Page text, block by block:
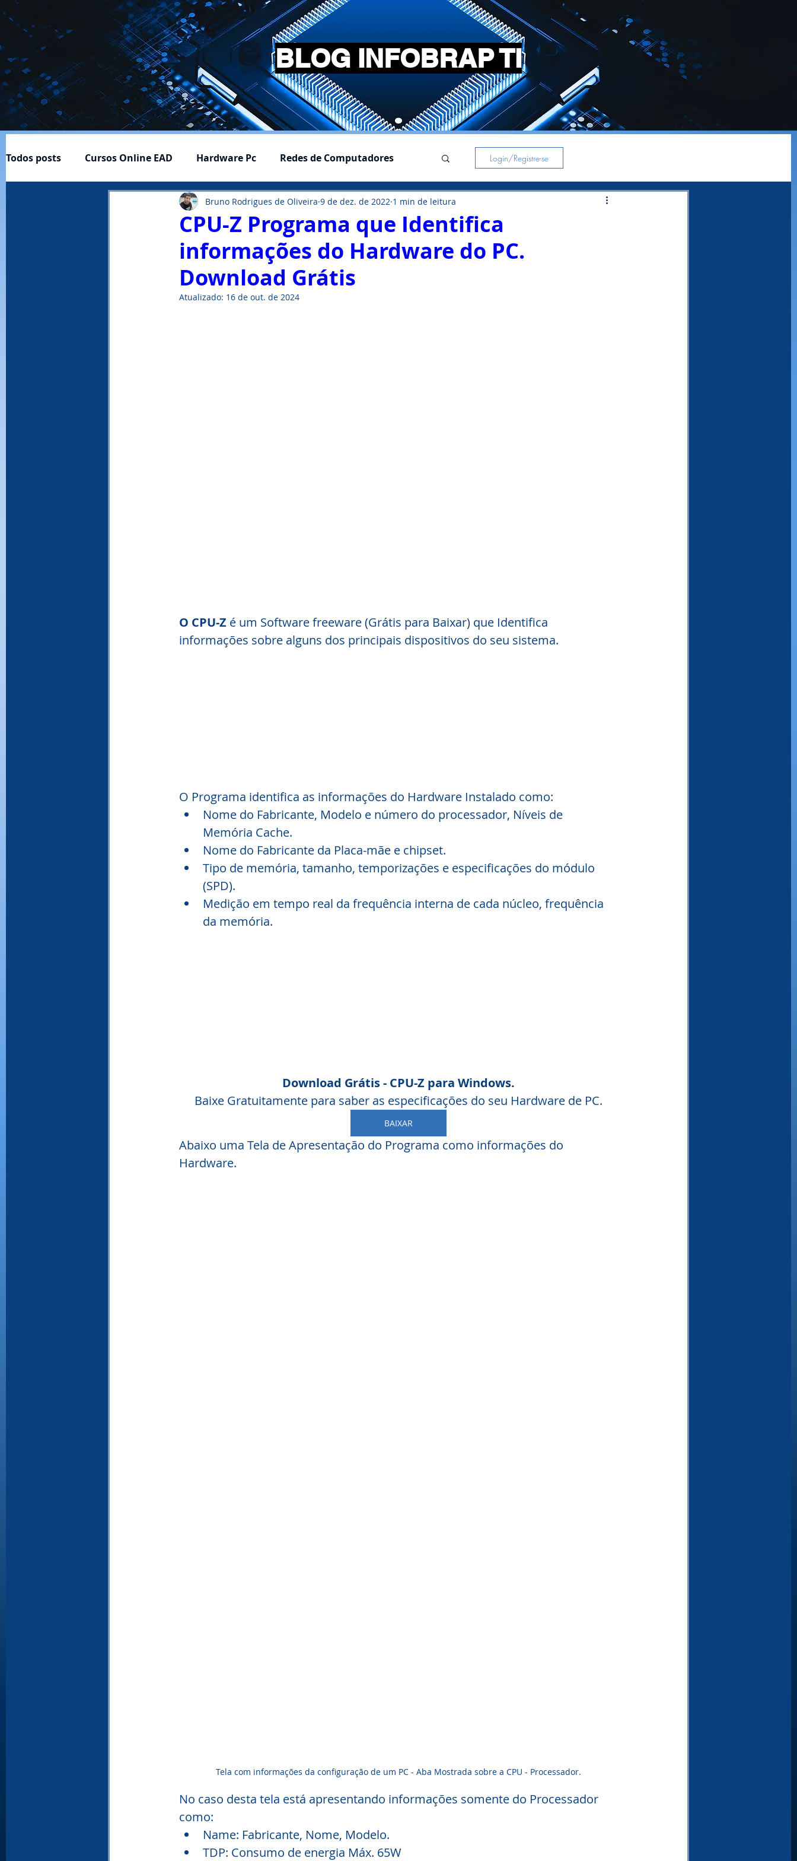
BLOG INFOBRAP TI
Todos posts Cursos Online EAD Hardware Pc Redes de Computadores
Ferramentas ÚIteis Simuladores
Notícias Pc Gamer Notebooks
WinRAR, download WinRAR, baixar Win
Login/Registre-se
CPU-Z Programa que Identifica
informações do Hardware do PC.
Download Grátis
Bruno Rodrigues de Oliveira 9 de dez. de 2022 1 min de leitura
Atualizado: 16 de out. de 2024
O CPU-Z é um Software freeware (Grátis para Baixar) que Identifica
informações sobre alguns dos principais dispositivos do seu sistema.
O Programa identifica as informações do Hardware Instalado como:
Nome do Fabricante, Modelo e número do processador, Níveis de
Memória Cache.
Nome do Fabricante da Placa-mãe e chipset.
Tipo de memória, tamanho, temporizações e especificações do módulo
(SPD).
Medição em tempo real da frequência interna de cada núcleo, frequência
da memória.
Download Grátis - CPU-Z para Windows.
Baixe Gratuitamente para saber as especificações do seu Hardware de PC.
BAIXAR
Abaixo uma Tela de Apresentação do Programa como informações do
Hardware.
Tela com informações da configuração de um PC - Aba Mostrada sobre a CPU - Processador.
No caso desta tela está apresentando informações somente do Processador
como:
Name: Fabricante, Nome, Modelo.
TDP: Consumo de energia Máx. 65W